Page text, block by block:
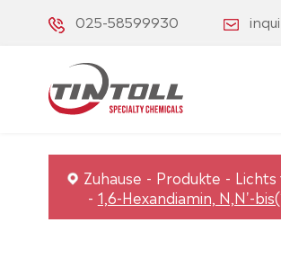
025-58599930
Zuhause Produkte
1,6-Hexandiamin, N,N'-